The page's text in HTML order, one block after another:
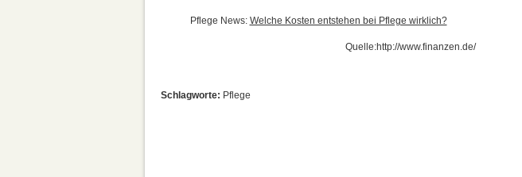
Pflege News: Welche Kosten entstehen bei Pflege wirklich?
Quelle:http://www.finanzen.de/
Schlagworte: Pflege